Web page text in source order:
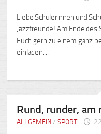
Liebe Schülerinnen und
Jazzfreunde! Am Ende des
Euch gern zu einem ganz
einladen....
Rund, runder, am
ALLGEMEIN/ SPORT